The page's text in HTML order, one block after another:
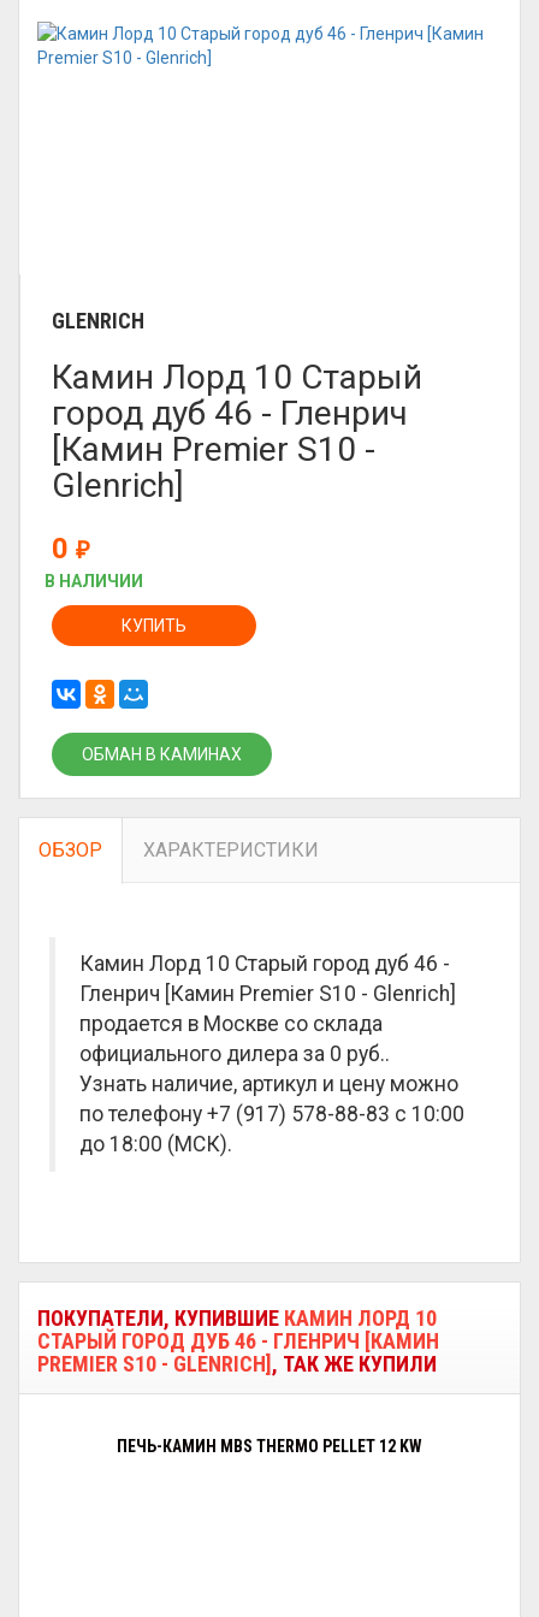
GLENRICH
Камин Лорд 10 Старый
город дуб 46 - Гленрич
[Камин Premier S10 -
Glenrich]
0 ₽
В НАЛИЧИИ
КУПИТЬ
ОБМАН В КАМИНАХ
ОБЗОР ХАРАКТЕРИСТИКИ
Камин Лорд 10 Старый город дуб 46 -
Гленрич [Камин Premier S10 - Glenrich]
продается в Москве со склада
официального дилера за 0 руб..
Узнать наличие, артикул и цену можно
по телефону +7 (917) 578-88-83 с 10:00
до 18:00 (МСК).
ПОКУПАТЕЛИ, КУПИВШИЕ КАМИН ЛОРД 10
СТАРЫЙ ГОРОД ДУБ 46 - ГЛЕНРИЧ [КАМИН
PREMIER S10 - GLENRICH] , ТАК ЖЕ КУПИЛИ
ПЕЧЬ-КАМИН MBS THERMO PELLET 12 KW